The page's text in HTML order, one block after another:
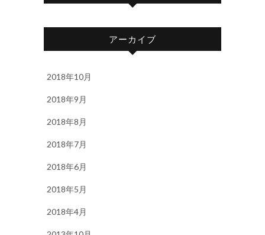
アーカイブ
2018年10月
2018年9月
2018年8月
2018年7月
2018年6月
2018年5月
2018年4月